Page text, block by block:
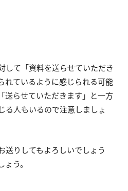
して「資料を送らせていただき
れているように感じられる可能
送らせていただきます」と一方
る人もいるので注意しましょ
送りしてもよろしいでしょう
う。